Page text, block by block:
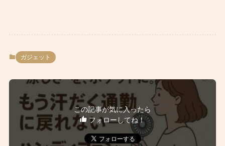
ガジェット
この記事が気に入ったら
フォローしてね！